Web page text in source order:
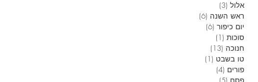
אלול (3)
ראש השנה (6)
יום כיפור (6)
סוכות (1)
חנוכה (13)
טו בשבט (1)
פורים (4)